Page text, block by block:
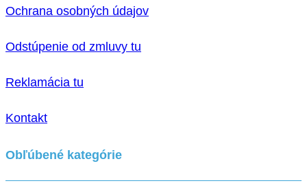
Ochrana osobných údajov
Odstúpenie od zmluvy tu
Reklamácia tu
Kontakt
Obľúbené kategórie